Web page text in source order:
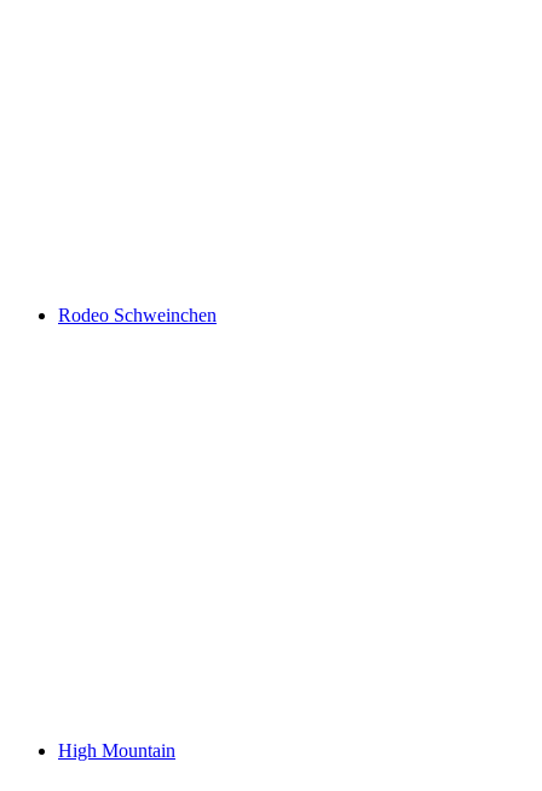
Rodeo Schweinchen
High Mountain